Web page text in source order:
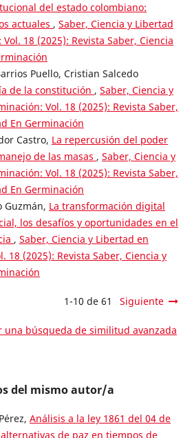
del estado colombiano:
actuales , Saber, Ciencia y Libertad
18 (2025): Revista Saber, Ciencia
Puello, Cristian Salcedo
de la constitución , Saber, Ciencia y
Vol. 18 (2025): Revista Saber,
En Germinación
Castro, La repercusión del poder
de las masas , Saber, Ciencia y
Vol. 18 (2025): Revista Saber,
En Germinación
Guzmán, La transformación digital
los desafíos y oportunidades en el
, Saber, Ciencia y Libertad en
18 (2025): Revista Saber, Ciencia y
1-10 de 61 Siguiente
una búsqueda de similitud avanzada
del mismo autor/a
Análisis a la ley 1861 del 04 de
de paz en tiempos de